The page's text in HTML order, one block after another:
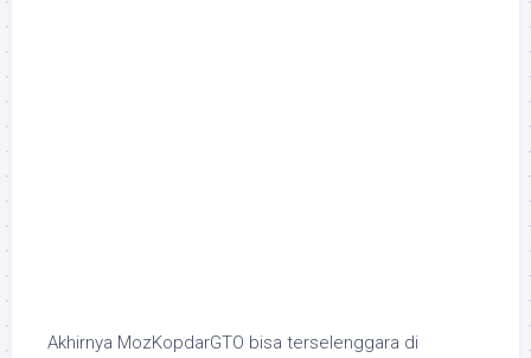
Akhirnya MozKopdarGTO bisa terselenggara di